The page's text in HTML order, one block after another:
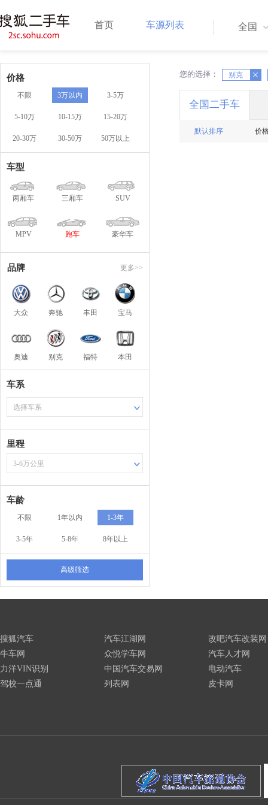
首页 车源列表 全国
价格
不限 3万以内 3-5万
5-10万 10-15万 15-20万
20-30万 30-50万 50万以上
车型
两厢车 三厢车 SUV
MPV 跑车 豪华车
品牌 更多>>
大众 奔驰 丰田 宝马
奥迪 别克 福特 本田
车系
选择车系
里程
3-6万公里
车龄
不限 1年以内 1-3年
3-5年 5-8年 8年以上
高级筛选
您的选择： 别克
X X
全国二手车
默认排序 价
搜狐汽车
牛车网
力洋VIN识别
驾校一点通
汽车江湖网
众悦学车网
中国汽车交易网
列表网
改吧汽车改装网
汽车人才网
电动汽车
皮卡网